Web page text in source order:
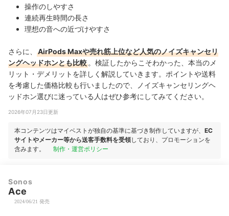
操作のしやすさ
連続再生時間の長さ
理想の音への近づけやすさ
さらに、
AirPods Maxや売れ筋上位など人気のノイズキャンセリ
ングヘッドホンとも比較 。検証したからこそわかった、本当のメ
リット・デメリットを詳しく解説していきます。ポイントや送料
を考慮した価格比較も行いましたので、ノイズキャンセリングヘ
ッドホン選びに迷っている人はぜひ参考にしてみてください。
2026年07月23日更新
本コンテンツはマイベストが独自の基準に基づき制作していますが、 EC
サイトやメーカー等から送客手数料を受領しており、プロモーションを
含みます。
制作・運営ポリシー
Sonos
Ace
2024/06/21 発売